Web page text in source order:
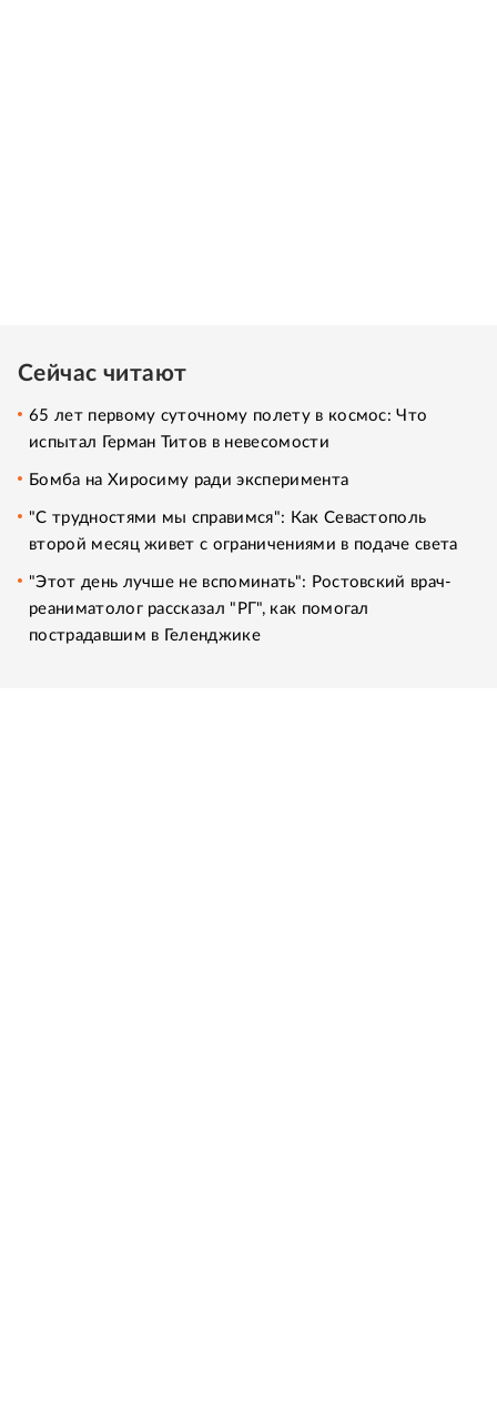
Сейчас читают
65 лет первому суточному полету в космос: Что
испытал Герман Титов в невесомости
Бомба на Хиросиму ради эксперимента
"С трудностями мы справимся": Как Севастополь
второй месяц живет с ограничениями в подаче света
"Этот день лучше не вспоминать": Ростовский врач-
реаниматолог рассказал "РГ", как помогал
пострадавшим в Геленджике